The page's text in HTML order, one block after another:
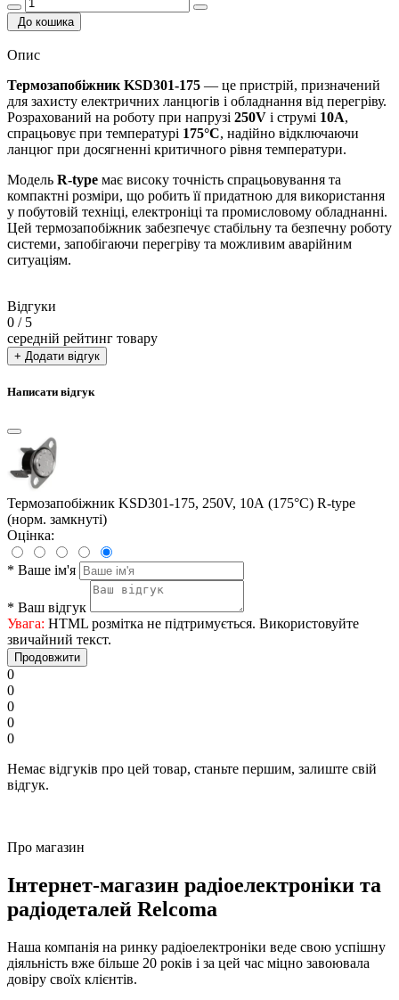
До кошика
Опис
Термозапобіжник KSD301-175 — це пристрій, призначений
для захисту електричних ланцюгів і обладнання від перегріву.
Розрахований на роботу при напрузі 250V і струмі 10А,
спрацьовує при температурі 175°C, надійно відключаючи
ланцюг при досягненні критичного рівня температури.
Модель R-type має високу точність спрацьовування та
компактні розміри, що робить її придатною для використання
у побутовій техніці, електроніці та промисловому обладнанні.
Цей термозапобіжник забезпечує стабільну та безпечну роботу
системи, запобігаючи перегріву та можливим аварійним
ситуаціям.
Відгуки
0 / 5
середній рейтинг товару
+ Додати відгук
Написати відгук
Термозапобіжник KSD301-175, 250V, 10А (175°C) R-type
(норм. замкнуті)
Оцінка:
* Ваше ім'я
* Ваш відгук
Увага: HTML розмітка не підтримується. Використовуйте
звичайний текст.
Продовжити
0
0
0
0
0
Немає відгуків про цей товар, станьте першим, залиште свій
відгук.
Про магазин
Інтернет-магазин радіоелектроніки та
радіодеталей Relcoma
Наша компанія на ринку радіоелектроніки веде свою успішну
діяльність вже більше 20 років і за цей час міцно завоювала
довіру своїх клієнтів.